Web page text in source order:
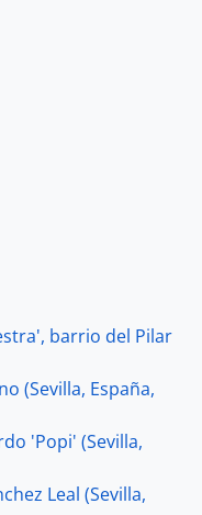
barrio del Pilar
(Sevilla, España,
'Popi' (Sevilla,
Leal (Sevilla,